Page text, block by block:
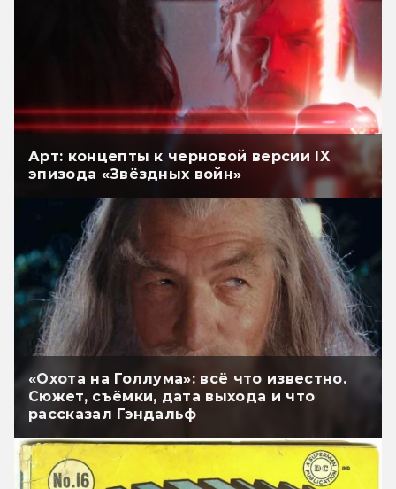
Арт: концепты к черновой версии IX
эпизода «Звёздных войн»
«Охота на Голлума»: всё что известно.
Сюжет, съёмки, дата выхода и что
рассказал Гэндальф